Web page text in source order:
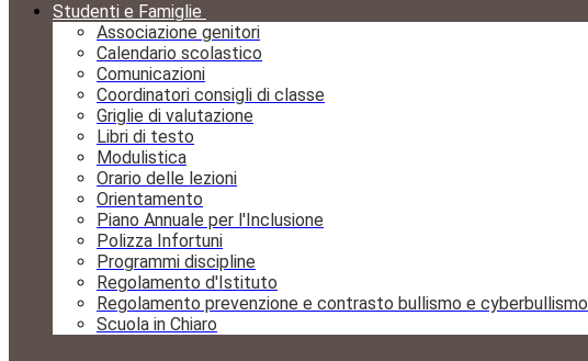
Studenti e Famiglie
Associazione genitori
Calendario scolastico
Comunicazioni
Coordinatori consigli di classe
Griglie di valutazione
Libri di testo
Modulistica
Orario delle lezioni
Orientamento
Piano Annuale per l'Inclusione
Polizza Infortuni
Programmi discipline
Regolamento d'Istituto
Regolamento prevenzione e contrasto bullismo e cyberbullismo
Scuola in Chiaro